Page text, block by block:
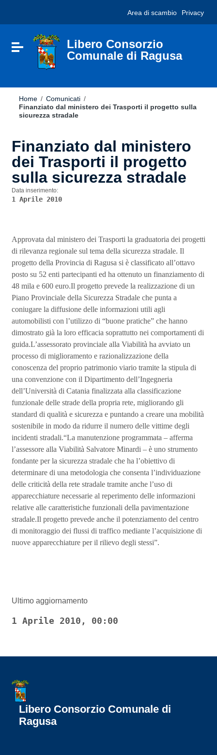
sito
include
Vai al footer
Area di scambio Privacy
Attiva / disattiva la navigazione
Libero Consorzio
Comunale di Ragusa
Home / Comunicati /
Finanziato dal ministero dei Trasporti il progetto sulla
sicurezza stradale
Finanziato dal ministero
dei Trasporti il progetto
sulla sicurezza stradale
Data inserimento:
1 Aprile 2010
Approvata dal ministero dei Trasporti la graduatoria dei progetti
di rilevanza regionale sul tema della sicurezza stradale. Il
progetto della Provincia di Ragusa si è classificato all’ottavo
posto su 52 enti partecipanti ed ha ottenuto un finanziamento di
48 mila e 600 euro.Il progetto prevede la realizzazione di un
Piano Provinciale della Sicurezza Stradale che punta a
coniugare la diffusione delle informazioni utili agli
automobilisti con l’utilizzo di “buone pratiche” che hanno
dimostrato già la loro efficacia soprattutto nei comportamenti di
guida.L’assessorato provinciale alla Viabilità ha avviato un
processo di miglioramento e razionalizzazione della
conoscenza del proprio patrimonio viario tramite la stipula di
una convenzione con il Dipartimento dell’Ingegneria
dell’Università di Catania finalizzata alla classificazione
funzionale delle strade della propria rete, migliorando gli
standard di qualità e sicurezza e puntando a creare una mobilità
sostenibile in modo da ridurre il numero delle vittime degli
incidenti stradali.“La manutenzione programmata – afferma
l’assessore alla Viabilità Salvatore Minardi – è uno strumento
fondante per la sicurezza stradale che ha l’obiettivo di
determinare di una metodologia che consenta l’individuazione
delle criticità della rete stradale tramite anche l’uso di
apparecchiature necessarie al reperimento delle informazioni
relative alle caratteristiche funzionali della pavimentazione
stradale.Il progetto prevede anche il potenziamento del centro
di monitoraggio dei flussi di traffico mediante l’acquisizione di
nuove apparecchiature per il rilievo degli stessi”.
Ultimo aggiornamento
1 Aprile 2010, 00:00
Libero Consorzio Comunale di
Ragusa